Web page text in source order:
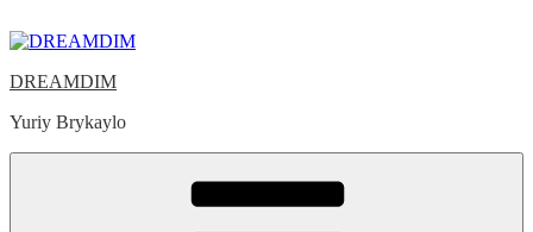
to
DREAMDIM
Yuriy Brykaylo